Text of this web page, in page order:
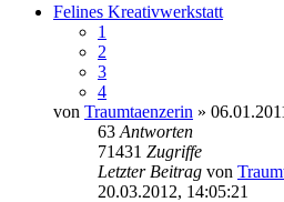
Felines Kreativwerkstatt
1
2
3
4
von Traumtaenzerin »
63 Antworten
71431 Zugriffe
Letzter Beitrag von
20.03.2012, 14:05:21